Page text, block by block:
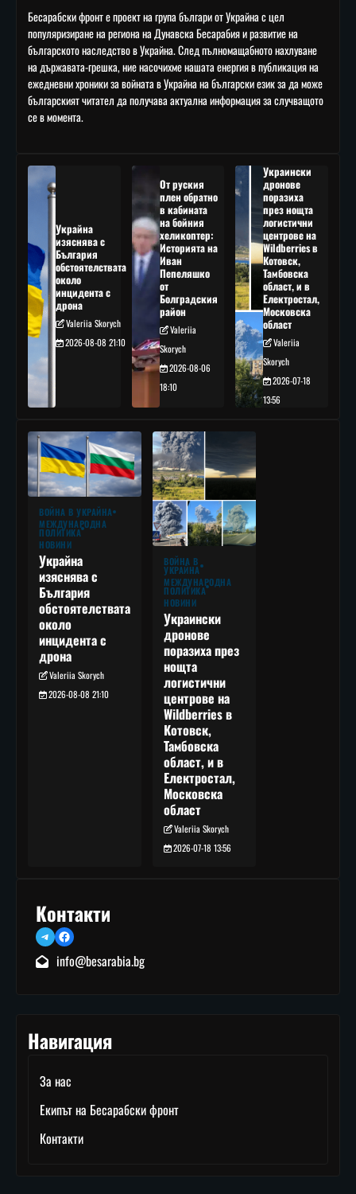
Бесарабски фронт е проект на група българи от Украйна с цел
популяризиране на региона на Дунавска Бесарабия и развитие на
българското наследство в Украйна. След пълномащабното нахлуване
на държавата-грешка, ние насочихме нашата енергия в публикация на
ежедневни хроники за войната в Украйна на български език за да може
българският читател да получава актуална информация за случващото
се в момента.
Украйна
изяснява с
България
обстоятелствата
около
инцидента с
дрона
Valeriia Skorych
2026-08-08 21:10
От руския
плен обратно
в кабината
на бойния
хеликоптер:
Историята на
Иван
Пепеляшко
от
Болградския
район
Valeriia
Skorych
2026-08-06
18:10
Украински
дронове
поразиха
през нощта
логистични
центрове на
Wildberries в
Котовск,
Тамбовска
област, и в
Електростал,
Московска
област
Valeriia
Skorych
2026-07-18
13:56
ВОЙНА В УКРАЙНА
МЕЖДУНАРОДНА
ПОЛИТИКА
НОВИНИ
Украйна
изяснява с
България
обстоятелствата
около
инцидента с
дрона
Valeriia Skorych
2026-08-08 21:10
ВОЙНА В
УКРАЙНА
МЕЖДУНАРОДНА
ПОЛИТИКА
НОВИНИ
Украински
дронове
поразиха през
нощта
логистични
центрове на
Wildberries в
Котовск,
Тамбовска
област, и в
Електростал,
Московска
област
Valeriia Skorych
2026-07-18 13:56
Контакти
TelegramFacebook
info@besarabia.bg
Навигация
За нас
Екипът на Бесарабски фронт
Контакти